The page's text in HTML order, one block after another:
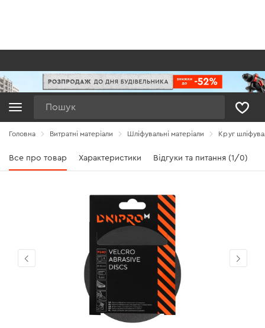
Головна Витратні матеріали Шліфувальні матеріали Круг
Все про товар Характеристики Відгуки та питання (1/0)